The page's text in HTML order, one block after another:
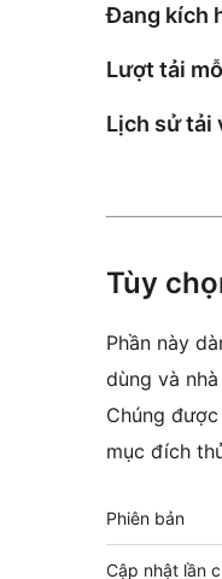
Đang kích
Lượt tải
Lịch sử tải
Tùy
Phần này
dùng và
Chúng
mục đích
Meta
Phiên bản
Cập nhật lần